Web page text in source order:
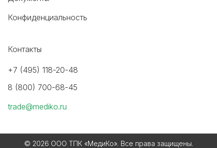
Конфиденциальность
Контакты
+7 (495) 118-20-48
8 (800) 700-68-45
trade@mediko.ru
© 2026 ООО ТПК «МедиКо». Все права защищены.